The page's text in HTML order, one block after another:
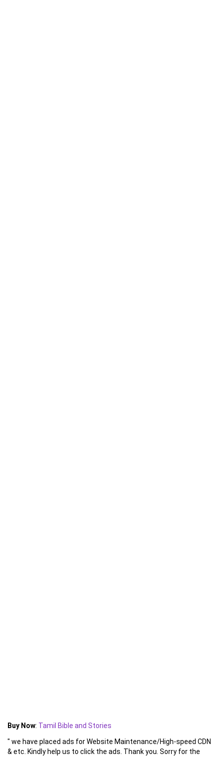
Buy Now: Tamil Bible and Stories
" we have placed ads for Website Maintenance/High-speed CDN
& etc. Kindly help us to click the ads. Thank you. Sorry for the